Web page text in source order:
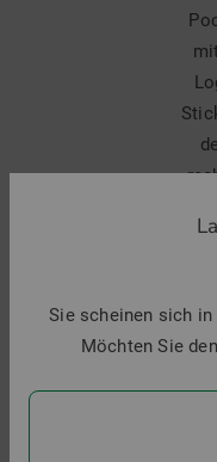
Sie scheinen sich in
Möchten Sie